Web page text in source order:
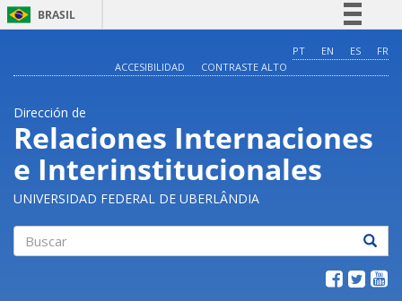
BRASIL
Comunica BR
Acesso à informação
Legislação
Canais
PT EN ES
FR
ACCESIBILIDAD
CONTRASTE ALTO
Dirección de
Relaciones Internaciones
e Interinstitucionales
UNIVERSIDAD FEDERAL DE UBERLÂNDIA